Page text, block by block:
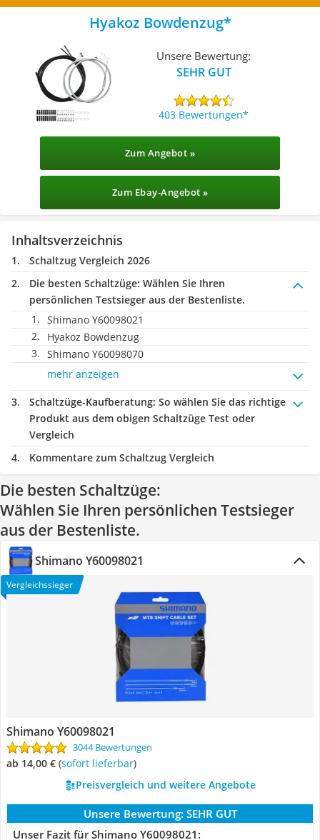
Hyakoz Bowdenzug
Unsere Bewertung:
SEHR GUT
403 Bewertungen
Zum Angebot »
Zum Ebay-Angebot »
Inhaltsverzeichnis
Schaltzug Vergleich 2026
Die besten Schaltzüge: Wählen Sie Ihren
persönlichen Testsieger aus der Bestenliste.
Shimano Y60098021
Hyakoz Bowdenzug
Shimano Y60098070
mehr anzeigen
Schaltzüge-Kaufberatung: So wählen Sie das richtige
Produkt aus dem obigen Schaltzüge Test oder
Vergleich
Kommentare zum Schaltzug Vergleich
Die besten Schaltzüge:
Wählen Sie Ihren persönlichen Testsieger
aus der Bestenliste.
Shimano Y60098021
Vergleichssieger
Shimano Y60098021
3044 Bewertungen
ab 14,00 € ( Sofort lieferbar)
Preisvergleich und weitere Angebote
Unsere Bewertung: SEHR GUT
Unser Fazit für Shimano Y60098021: